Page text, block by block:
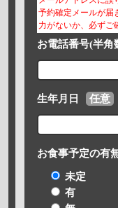
予約確定メールが届
力がないか、必ずご
お電話番号(半角
生年月日 任意
お食事予定の有
未定
有